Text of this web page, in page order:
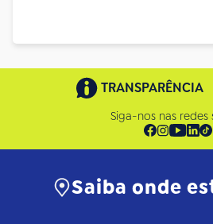
TRANSPARÊNCIA
Siga-nos nas redes
Saiba onde